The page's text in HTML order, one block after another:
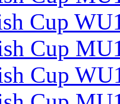
Cup
Cup
Cup